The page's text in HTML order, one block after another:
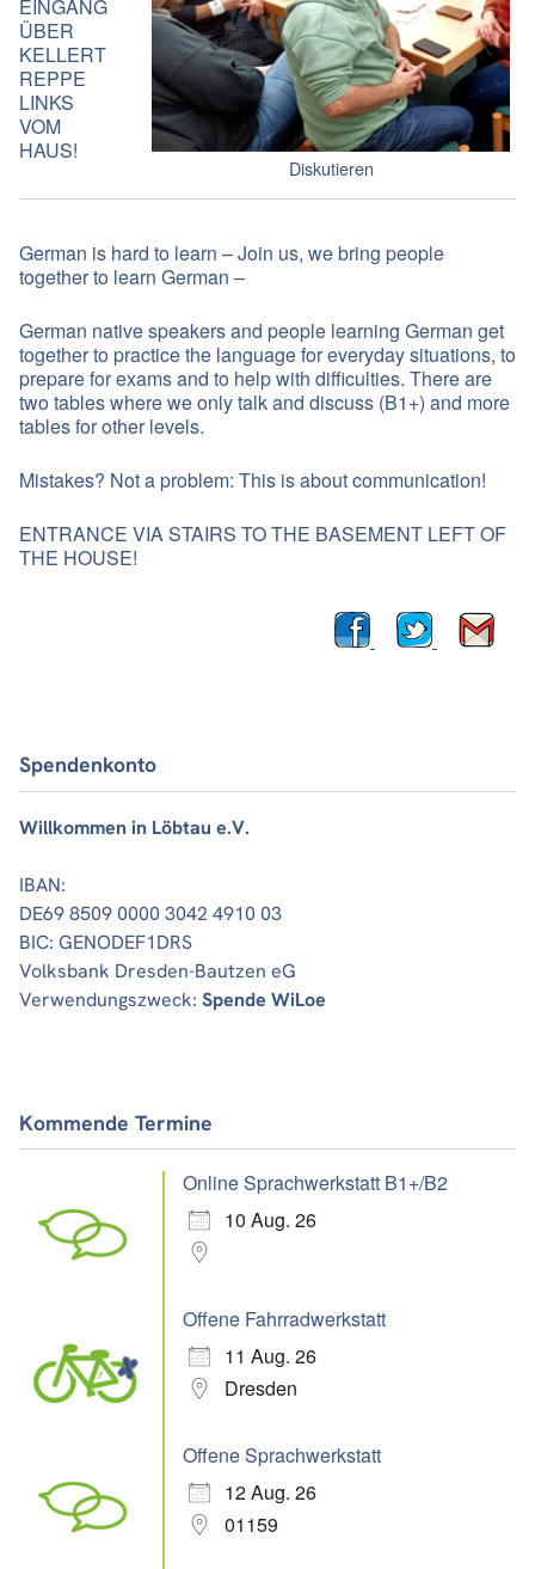
Diskutieren
EINGANG
ÜBER
KELLERT
REPPE
LINKS
VOM
HAUS!
German is hard to learn – Join us, we bring people
together to learn German –
German native speakers and people learning German get
together to practice the language for everyday situations, to
prepare for exams and to help with difficulties. There are
two tables where we only talk and discuss (B1+) and more
tables for other levels.
Mistakes? Not a problem: This is about communication!
ENTRANCE VIA STAIRS TO THE BASEMENT LEFT OF
THE HOUSE!
Spendenkonto
Willkommen in Löbtau e.V.
IBAN:
DE69 8509 0000 3042 4910 03
BIC: GENODEF1DRS
Volksbank Dresden-Bautzen eG
Verwendungszweck: Spende WiLoe
Kommende Termine
Online Sprachwerkstatt B1+/B2
10 Aug. 26
Offene Fahrradwerkstatt
11 Aug. 26
Dresden
Offene Sprachwerkstatt
12 Aug. 26
01159